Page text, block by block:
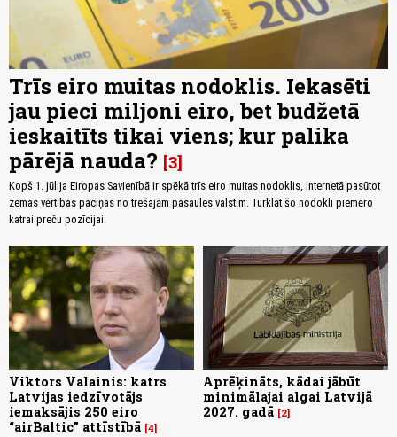
Trīs eiro muitas nodoklis. Iekasēti
jau pieci miljoni eiro, bet budžetā
ieskaitīts tikai viens; kur palika
pārējā nauda? 3
Kopš 1. jūlija Eiropas Savienībā ir spēkā trīs eiro muitas nodoklis, internetā pasūtot
zemas vērtības paciņas no trešajām pasaules valstīm. Turklāt šo nodokli piemēro
katrai preču pozīcijai.
Viktors Valainis: katrs
Latvijas iedzīvotājs
iemaksājis 250 eiro
“airBaltic” attīstībā 4
Aprēķināts, kādai jābūt
minimālajai algai Latvijā
2027. gadā 2